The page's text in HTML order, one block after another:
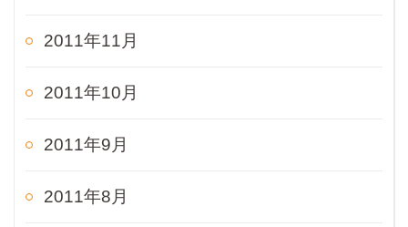
2011年11月
2011年10月
2011年9月
2011年8月